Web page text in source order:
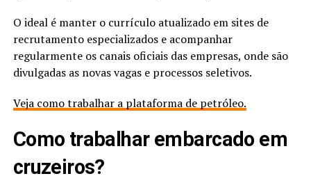
O ideal é manter o currículo atualizado em sites de
recrutamento especializados e acompanhar
regularmente os canais oficiais das empresas, onde são
divulgadas as novas vagas e processos seletivos.
Veja como trabalhar a plataforma de petróleo.
Como trabalhar embarcado em
cruzeiros?